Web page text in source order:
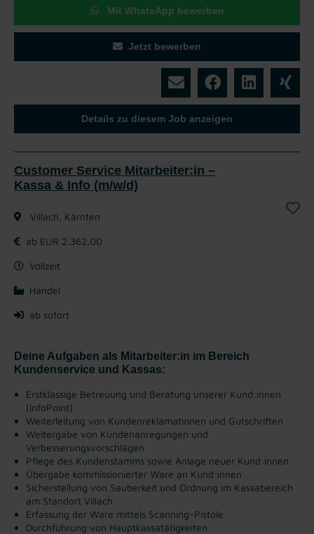
Mit WhatsApp bewerben
Jetzt bewerben
Details zu diesem Job anzeigen
Customer Service Mitarbeiter:in –
Kassa & Info (m/w/d)
Villach, Kärnten
ab EUR 2.362,00
Vollzeit
Handel
ab sofort
Deine Aufgaben als Mitarbeiter:in im Bereich
Kundenservice und Kassas:
Erstklassige Betreuung und Beratung unserer Kund:innen
(InfoPoint)
Weiterleitung von Kundenreklamationen und Gutschriften
Weitergabe von Kundenanregungen und
Verbesserungsvorschlägen
Pflege des Kundenstamms sowie Anlage neuer Kund:innen
Übergabe kommissionierter Ware an Kund:innen
Sicherstellung von Sauberkeit und Ordnung im Kassabereich
am Standort Villach
Erfassung der Ware mittels Scanning-Pistole
Durchführung von Hauptkassatätigkeiten